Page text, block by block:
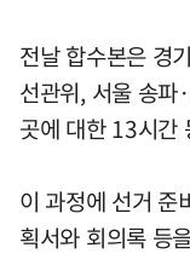
전날 합수본은 경
선관위, 서울 송
곳에 대한 13시간
이 과정에 선거 준
획서와 회의록 등